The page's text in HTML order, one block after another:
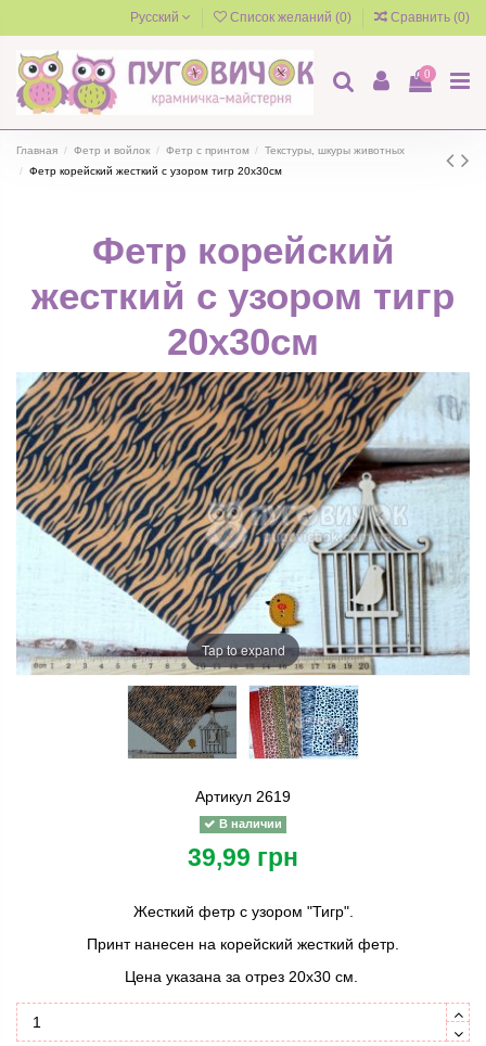
Русский Список желаний (0) Сравнить (0)
0
Главная Фетр и войлок Фетр с принтом
Текстуры, шкуры животных
Фетр корейский жесткий с узором тигр 20х30см
Фетр корейский
жесткий с узором тигр
20х30см
Tap to expand
Артикул 2619
В наличии
39,99 грн
Жесткий фетр с узором "Тигр".
Принт нанесен на корейский жесткий фетр.
Цена указана за отрез 20х30 см.